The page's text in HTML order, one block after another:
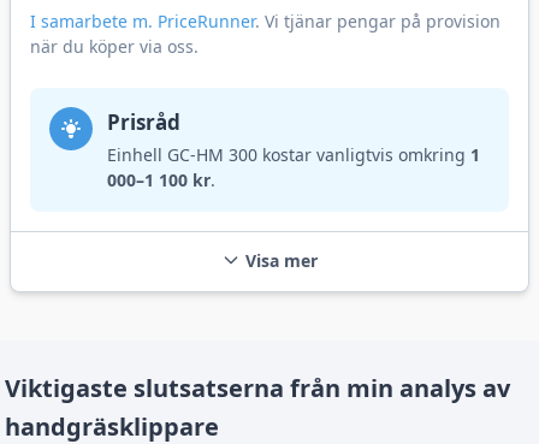
I samarbete m. PriceRunner. Vi tjänar pengar på provision
när du köper via oss.
Prisråd
Einhell GC-HM 300 kostar vanligtvis omkring 1
000–1 100 kr.
Visa mer
Viktigaste slutsatserna från min analys av
handgräsklippare